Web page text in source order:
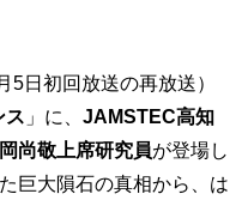
日初回放送の再放送）
ス 」に、 JAMSTEC高知
尚敬上席研究員が登場し
巨大隕石の真相から、は